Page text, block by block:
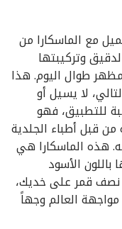
مع الماسكارا من
وتركيبتها
طوال اليوم. هذا
لا يسيل أو
للتطبيق، فهو
قبل أطباء الجلدية
هذه الماسكارا هي
الأسود
نصف قمر على خديك،
العالم وجهاً